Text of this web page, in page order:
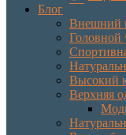
Блог
Внешний
Головной
Высокий
Верхняя